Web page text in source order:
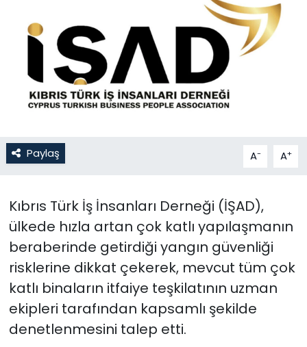
Paylaş A- A+
Kıbrıs Türk İş İnsanları Derneği (İŞAD),
ülkede hızla artan çok katlı yapılaşmanın
beraberinde getirdiği yangın güvenliği
risklerine dikkat çekerek, mevcut tüm çok
katlı binaların itfaiye teşkilatının uzman
ekipleri tarafından kapsamlı şekilde
denetlenmesini talep etti.
Magazin
Moda
Nöbetçi Eczaneler
Politika
Spor
Teknoloji
TÜRKiYE
Video Galeri